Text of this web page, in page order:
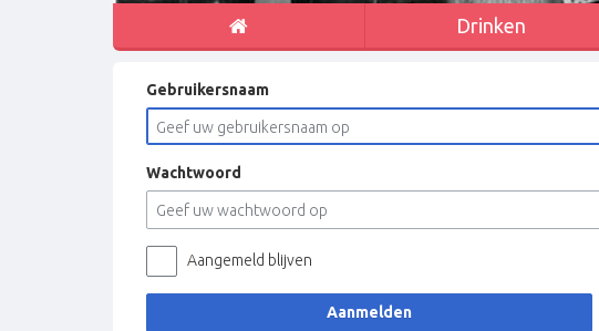
Drinken
Gebruikersnaam
Wachtwoord
Aangemeld blijven
Aanmelden